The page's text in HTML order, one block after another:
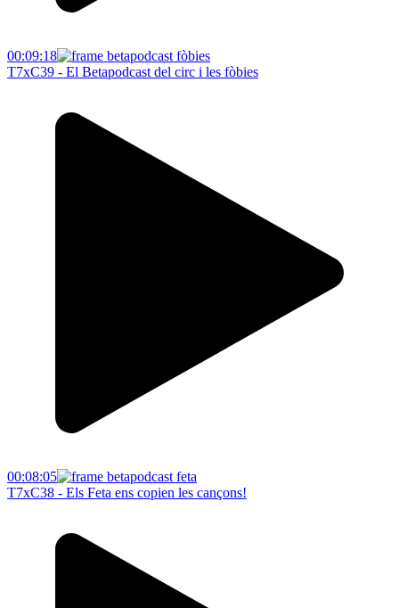
00:09:18
T7xC39 - El Betapodcast del circ i les fòbies
00:08:05
T7xC38 - Els Feta ens copien les cançons!